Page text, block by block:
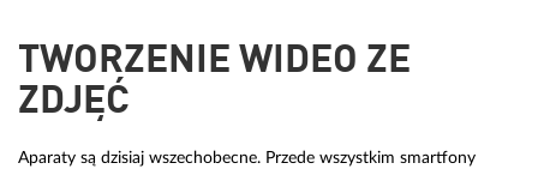
TWORZENIE WIDEO ZE
ZDJĘĆ
Aparaty są dzisiaj wszechobecne. Przede wszystkim smartfony